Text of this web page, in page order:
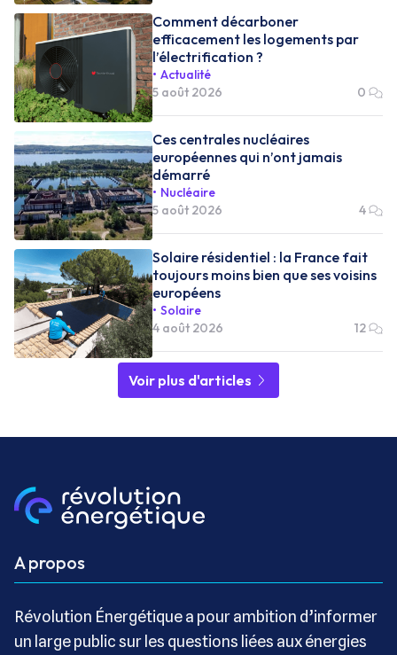
Comment décarboner
efficacement les logements par
l’électrification ?
Actualité
5 août 2026
0
Ces centrales nucléaires
européennes qui n’ont jamais
démarré
Nucléaire
5 août 2026
4
Solaire résidentiel : la France fait
toujours moins bien que ses voisins
européens
Solaire
4 août 2026
12
Voir plus d'articles
A propos
Révolution Énergétique a pour ambition d’informer
un large public sur les questions liées aux énergies